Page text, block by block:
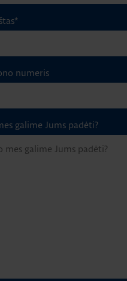
*
numeris
galime Jums padėti?